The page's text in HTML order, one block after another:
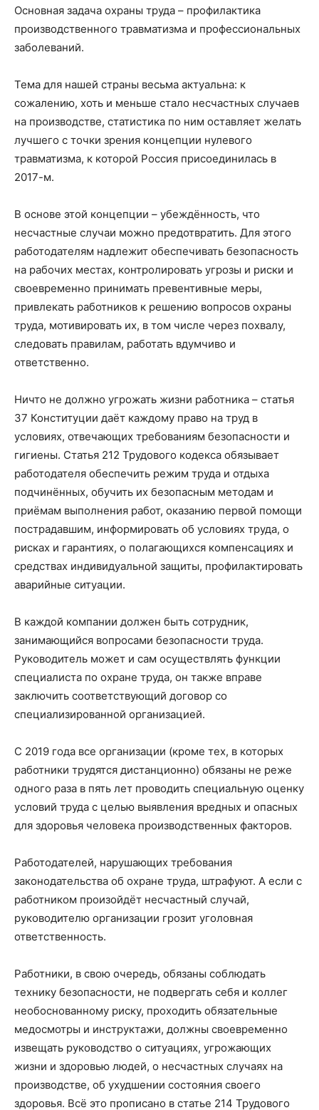
Основная задача охраны труда – профилактика
производственного травматизма и профессиональных
заболеваний.
Тема для нашей страны весьма актуальна: к
сожалению, хоть и меньше стало несчастных случаев
на производстве, статистика по ним оставляет желать
лучшего с точки зрения концепции нулевого
травматизма, к которой Россия присоединилась в
2017-м.
В основе этой концепции – убеждённость, что
несчастные случаи можно предотвратить. Для этого
работодателям надлежит обеспечивать безопасность
на рабочих местах, контролировать угрозы и риски и
своевременно принимать превентивные меры,
привлекать работников к решению вопросов охраны
труда, мотивировать их, в том числе через похвалу,
следовать правилам, работать вдумчиво и
ответственно.
Ничто не должно угрожать жизни работника – статья
37 Конституции даёт каждому право на труд в
условиях, отвечающих требованиям безопасности и
гигиены. Статья 212 Трудового кодекса обязывает
работодателя обеспечить режим труда и отдыха
подчинённых, обучить их безопасным методам и
приёмам выполнения работ, оказанию первой помощи
пострадавшим, информировать об условиях труда, о
рисках и гарантиях, о полагающихся компенсациях и
средствах индивидуальной защиты, профилактировать
аварийные ситуации.
В каждой компании должен быть сотрудник,
занимающийся вопросами безопасности труда.
Руководитель может и сам осуществлять функции
специалиста по охране труда, он также вправе
заключить соответствующий договор со
специализированной организацией.
С 2019 года все организации (кроме тех, в которых
работники трудятся дистанционно) обязаны не реже
одного раза в пять лет проводить специальную оценку
условий труда с целью выявления вредных и опасных
для здоровья человека производственных факторов.
Работодателей, нарушающих требования
законодательства об охране труда, штрафуют. А если с
работником произойдёт несчастный случай,
руководителю организации грозит уголовная
ответственность.
Работники, в свою очередь, обязаны соблюдать
технику безопасности, не подвергать себя и коллег
необоснованному риску, проходить обязательные
медосмотры и инструктажи, должны своевременно
извещать руководство о ситуациях, угрожающих
жизни и здоровью людей, о несчастных случаях на
производстве, об ухудшении состояния своего
здоровья. Всё это прописано в статье 214 Трудового